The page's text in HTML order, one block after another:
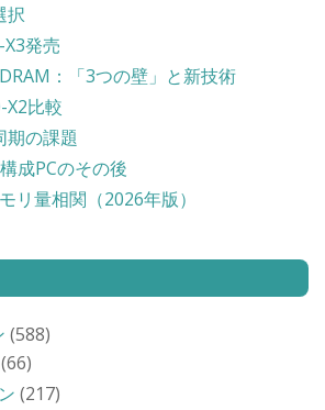
択
発売
：「3つの壁」と新技術
X2比較
期の課題
成PCのその後
リ量相関（2026年版）
(588)
(66)
(217)